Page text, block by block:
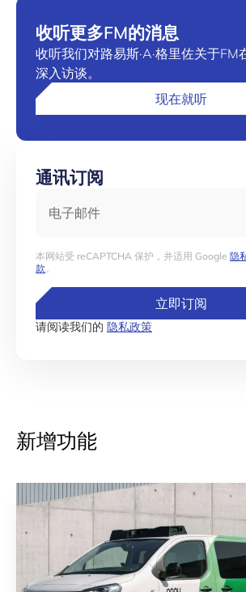
收听更多FM的消息
收听我们对路易斯·A·格里佐关于FM
深入访谈。
现在就听
通讯订阅
本网站受 reCAPTCHA 保护，并适用 Google 隐
款。
立即订阅
请阅读我们的 隐私政策
新增功能